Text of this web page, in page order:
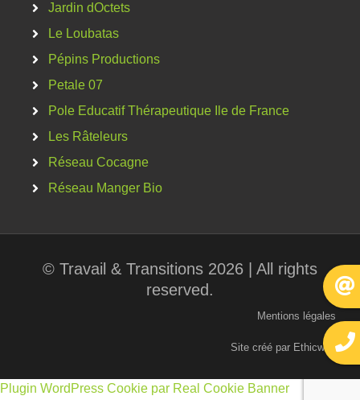
Jardin dOctets
Le Loubatas
Pépins Productions
Petale 07
Pole Educatif Thérapeutique Ile de France
Les Râteleurs
Réseau Cocagne
Réseau Manger Bio
© Travail & Transitions 2026 | All rights
reserved.
Mentions légales
Site créé par Ethicweb
Plugin WordPress Cookie par Real Cookie Banner